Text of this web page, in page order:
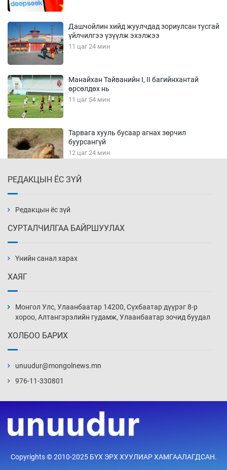
Дашчойлин хийд жуулчдад зориулсан тусгай
үйлчилгээ үзүүлж эхэлжээ
11 цаг 24 мин
Манайхан Тайванийн I, II багийнхантай
өрсөлдөх нь
11 цаг 54 мин
Тарвага хууль бусаар агнах зөрчил
буурсангүй
12 цаг 24 мин
12 цаг 54 мин
13 цаг 24 мин
13 цаг 54 мин
хэмжээг шинэчлэн тогтоох нь
14 цаг 54 мин
мөнгө, хүрэл медаль хүртэв
РЕДАКЦЫН ЁС ЗҮЙ
Редакцын ёс зүй
СУРТАЛЧИЛГАА БАЙРШУУЛАХ
Үнийн санал харах
ХАЯГ
Монгол Улс, Улаанбаатар 14200, Сүхбаатар дүүрэг 8-р
хороо, Алтангэрэлийн гудамж, Улаанбаатар зочид буудал
ХОЛБОО БАРИХ
unuudur@mongolnews.mn
976-11-330801
Copyrights © 2010-2025 БҮХ ЭРХ ХУУЛИАР ХАМГААЛАГДСАН.